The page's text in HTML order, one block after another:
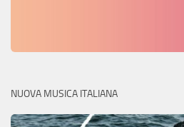
NUOVA MUSICA ITALIANA